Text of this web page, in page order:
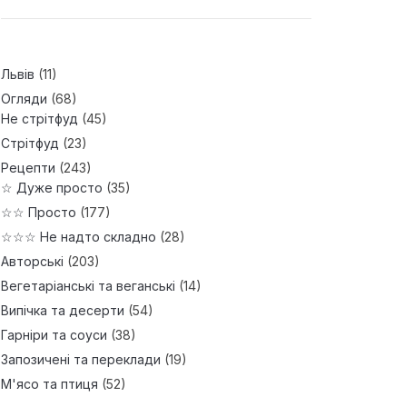
Львів (11)
Огляди (68)
Не стрітфуд (45)
Стрітфуд (23)
Рецепти (243)
☆ Дуже просто (35)
☆☆ Просто (177)
☆☆☆ Не надто складно (28)
Авторські (203)
Вегетаріанські та веганські (14)
Випічка та десерти (54)
Гарніри та соуси (38)
Запозичені та переклади (19)
М'ясо та птиця (52)